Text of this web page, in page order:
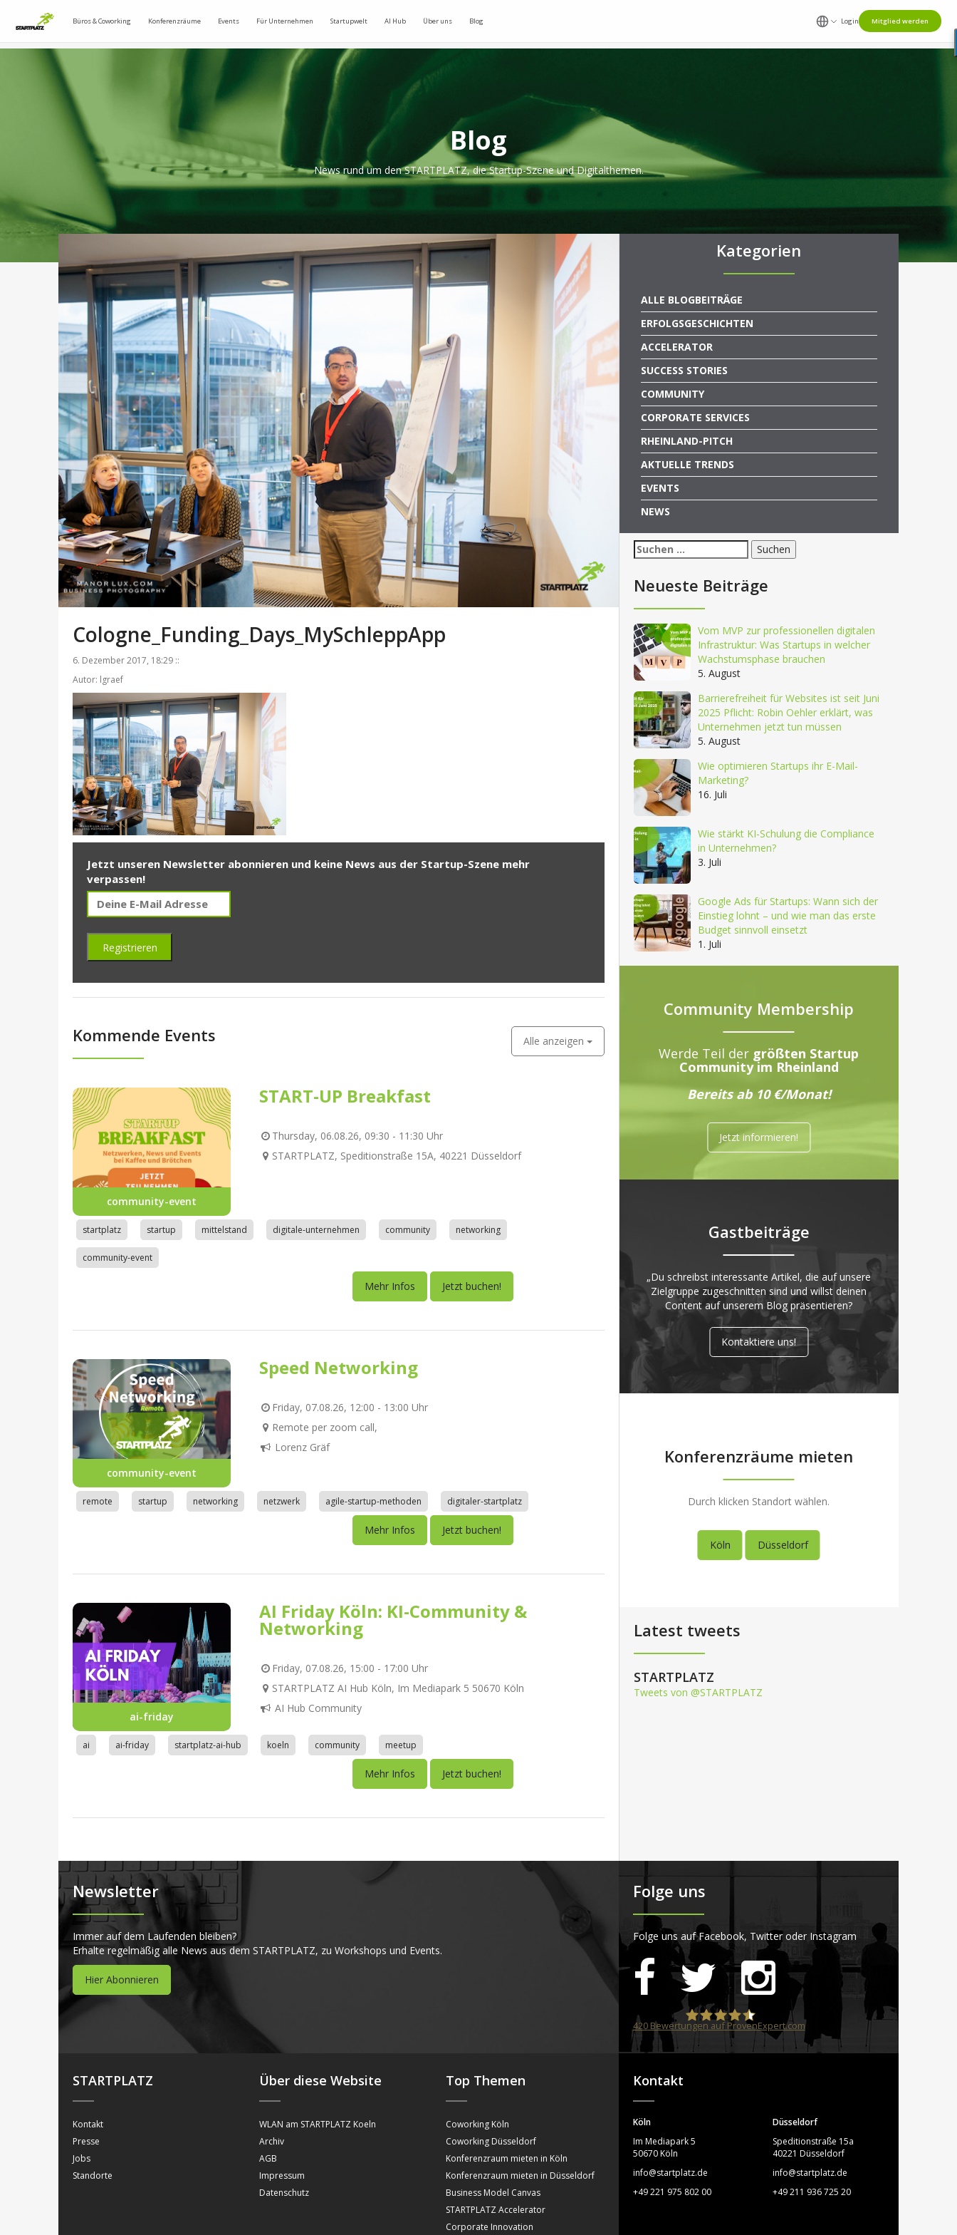
Büros & Coworking Konferenzräume Events Für Unternehmen Startupwelt AI Hub Über uns Blog Login Mitglied werden
Blog
News rund um den STARTPLATZ, die Startup-Szene und Digitalthemen.
Cologne_Funding_Days_MySchleppApp
6. Dezember 2017, 18:29 ::
Autor: lgraef
Jetzt unseren Newsletter abonnieren und keine News aus der Startup-Szene mehr
verpassen!
Kommende Events Alle anzeigen
community-event
START-UP Breakfast
Thursday, 06.08.26, 09:30 - 11:30 Uhr
STARTPLATZ, Speditionstraße 15A, 40221 Düsseldorf
startplatz startup mittelstand digitale-unternehmen community networking
community-event
Mehr Infos Jetzt buchen!
community-event
Speed Networking
Friday, 07.08.26, 12:00 - 13:00 Uhr
Remote per zoom call,
Lorenz Gräf
remote startup networking netzwerk agile-startup-methoden digitaler-startplatz
Mehr Infos Jetzt buchen!
ai-friday
AI Friday Köln: KI-Community &
Networking
Friday, 07.08.26, 15:00 - 17:00 Uhr
STARTPLATZ AI Hub Köln, Im Mediapark 5 50670 Köln
AI Hub Community
ai ai-friday startplatz-ai-hub koeln community meetup
Mehr Infos Jetzt buchen!
Kategorien
ALLE BLOGBEITRÄGE
ERFOLGSGESCHICHTEN
ACCELERATOR
SUCCESS STORIES
COMMUNITY
CORPORATE SERVICES
RHEINLAND-PITCH
AKTUELLE TRENDS
EVENTS
NEWS
Suchen
nach:
Neueste Beiträge
Vom MVP zur professionellen digitalen
Infrastruktur: Was Startups in welcher
Wachstumsphase brauchen
5. August
Barrierefreiheit für Websites ist seit Juni
2025 Pflicht: Robin Oehler erklärt, was
Unternehmen jetzt tun müssen
5. August
Wie optimieren Startups ihr E-Mail-
Marketing?
16. Juli
Wie stärkt KI-Schulung die Compliance
in Unternehmen?
3. Juli
Google Ads für Startups: Wann sich der
Einstieg lohnt – und wie man das erste
Budget sinnvoll einsetzt
1. Juli
Community Membership
Werde Teil der größten Startup
Community im Rheinland
Bereits ab 10 €/Monat!
Jetzt informieren!
Gastbeiträge
„Du schreibst interessante Artikel, die auf unsere
Zielgruppe zugeschnitten sind und willst deinen
Content auf unserem Blog präsentieren?
Kontaktiere uns!
Konferenzräume mieten
Durch klicken Standort wählen.
Köln Düsseldorf
Latest tweets
STARTPLATZ
Tweets von @STARTPLATZ
Newsletter
Immer auf dem Laufenden bleiben?
Erhalte regelmäßig alle News aus dem STARTPLATZ, zu Workshops und Events.
Hier Abonnieren
Folge uns
Folge uns auf Facebook, Twitter oder Instagram
STARTPLATZ
420Bewertungen auf ProvenExpert.com
STARTPLATZ
Kontakt
Presse
Jobs
Standorte
Über diese Website
WLAN am STARTPLATZ Koeln
Archiv
AGB
Impressum
Datenschutz
Top Themen
Coworking Köln
Coworking Düsseldorf
Konferenzraum mieten in Köln
Konferenzraum mieten in Düsseldorf
Business Model Canvas
STARTPLATZ Accelerator
Corporate Innovation
Kontakt
Köln
Im Mediapark 5
50670 Köln
info@startplatz.de
+49 221 975 802 00
Düsseldorf
Speditionstraße 15a
40221 Düsseldorf
info@startplatz.de
+49 211 936 725 20